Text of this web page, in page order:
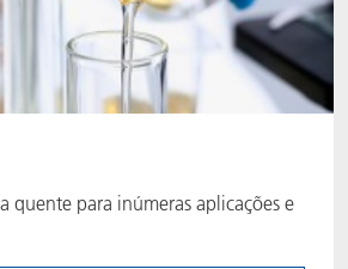
quente para inúmeras aplicações e